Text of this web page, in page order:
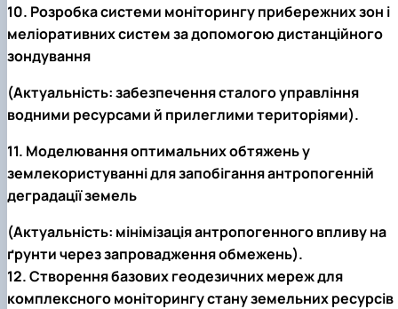
10. Розробка системи моніторингу прибережних зон і
меліоративних систем за допомогою дистанційного
зондування
(Актуальність: забезпечення сталого управління
водними ресурсами й прилеглими територіями).
11. Моделювання оптимальних обтяжень у
землекористуванні для запобігання антропогенній
деградації земель
(Актуальність: мінімізація антропогенного впливу на
ґрунти через запровадження обмежень).
12. Створення базових геодезичних мереж для
комплексного моніторингу стану земельних ресурсів